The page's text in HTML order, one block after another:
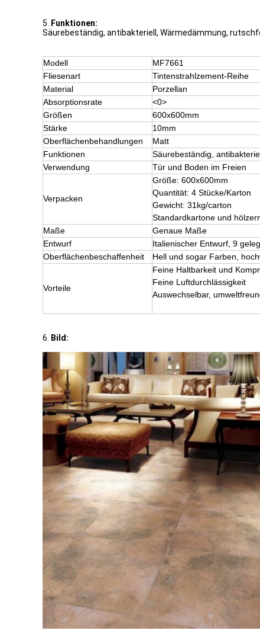
5.
Funktionen:
Säurebeständig, antibakteriell, Wärmedämmung,
Modell
MF7661
Fliesenart
Tintenstrahlzement-Reihe
Material
Porzellan
Absorptionsrate
<0>
Größen
600x600mm
Stärke
10mm
Oberflächenbehandlungen
Matt
Funktionen
Säurebeständig,
Verwendung
Tür und Boden im Freien
Verpacken
Größe: 600x600mm
Quantität: 4 Stücke/Karton
Gewicht: 31kg/carton
Standardkartone und
Maße
Genaue Maße
Entwurf
Italienischer Entwurf, 9
Oberflächenbeschaffenheit
Hell und sogar Farben,
Vorteile
Feine Haltbarkeit und
Feine Luftdurchlässigkeit
Auswechselbar,
6. Bild: